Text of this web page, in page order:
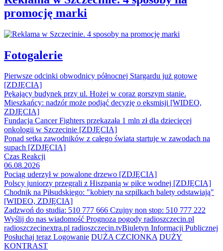
promocję marki
Fotogalerie
Pierwsze odcinki obwodnicy północnej Stargardu już gotowe
[ZDJĘCIA]
Pękający budynek przy ul. Hożej w coraz gorszym stanie.
Mieszkańcy: nadzór może podjąć decyzję o eksmisji [WIDEO,
ZDJĘCIA]
Fundacja Cancer Fighters przekazała 1 mln zł dla dziecięcej
onkologii w Szczecinie [ZDJĘCIA]
Ponad setka zawodników z całego świata startuje w zawodach na
supach [ZDJĘCIA]
Czas Reakcji
06.08.2026
Pociąg uderzył w powalone drzewo [ZDJĘCIA]
Polscy juniorzy przegrali z Hiszpanią w piłce wodnej [ZDJĘCIA]
Chodnik na Piłsudskiego: "kobiety na szpilkach balety odstawiają"
[WIDEO, ZDJĘCIA]
Zadzwoń do studia: 510 777 666 Czujny non stop: 510 777 222
Wyślij do nas wiadomość Prognoza pogody radioszczecin.pl
radioszczecinextra.pl radioszczecin.tvBiuletyn Informacji Publicznej
Posłuchaj teraz Logowanie DUŻA CZCIONKA DUŻY
KONTRAST